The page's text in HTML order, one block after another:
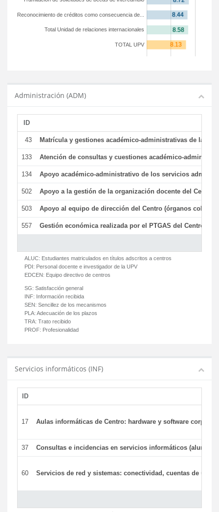
TOTAL UPV
Total Unidad de relaciones internacionales
Reconocimiento de créditos como consecuencia de...
Administración (ADM)
ID
43 Matrícula y gestiones académico-administrativas de la
133 Atención de consultas y cuestiones académico-
134 Apoyo académico-administrativo de los servicios
502 Apoyo a la gestión de la organización docente del Centro
503 Apoyo al equipo de dirección del Centro (órganos
557 Gestión económica realizada por el PTGAS del Centro
ALUC: Estudiantes matriculados en títulos adscritos a centros
PDI: Personal docente e investigador de la UPV
EDCEN: Equipo directivo de centros
SG: Satisfacción general
INF: Información recibida
SEN: Sencillez de los mecanismos
PLA: Adecuación de los plazos
TRA: Trato recibido
PROF: Profesionalidad
Servicios informáticos (INF)
ID
17 Aulas informáticas de Centro: hardware y software
37 Consultas e incidencias en servicios informáticos (alumnos)
60 Servicios de red y sistemas: conectividad, cuentas de